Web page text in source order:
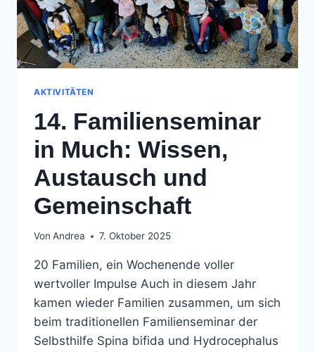
AKTIVITÄTEN
14. Familienseminar
in Much: Wissen,
Austausch und
Gemeinschaft
Von Andrea 7. Oktober 2025
20 Familien, ein Wochenende voller
wertvoller Impulse Auch in diesem Jahr
kamen wieder Familien zusammen, um sich
beim traditionellen Familienseminar der
Selbsthilfe Spina bifida und Hydrocephalus